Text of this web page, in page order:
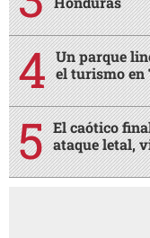
Un parque
el turismo en
El caótico
ataque letal,